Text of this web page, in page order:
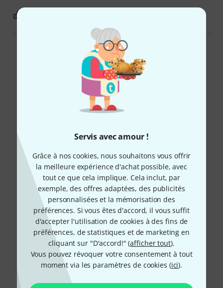
Servis avec amour !
Grâce à nos cookies, nous souhaitons vous offrir
la meilleure expérience d'achat possible, avec
tout ce que cela implique. Cela inclut, par
exemple, des offres adaptées, des publicités
personnalisées et la mémorisation des
préférences. Si vous êtes d'accord, il vous suffit
d'accepter l'utilisation de cookies à des fins de
préférences, de statistiques et de marketing en
cliquant sur "D'accord!" (afficher tout).
Vous pouvez révoquer votre consentement à tout
moment via les paramètres de cookies (ici).
Lire toutes les évaluations
Le saviez-vous?